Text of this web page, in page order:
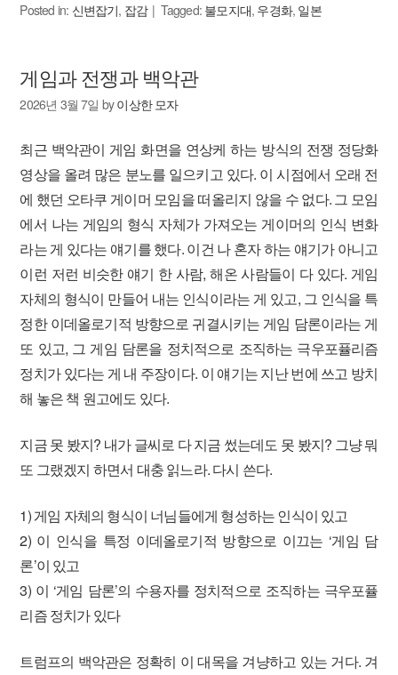
Posted in: 신변잡기, 잡감 Tagged: 불모지대, 우경화, 일본
게임과 전쟁과 백악관
2026년 3월 7일 by이상한 모자
최근 백악관이 게임 화면을 연상케 하는 방식의 전쟁 정당화
영상을 올려 많은 분노를 일으키고 있다. 이 시점에서 오래 전
에 했던 오타쿠 게이머 모임을 떠올리지 않을 수 없다. 그 모임
에서 나는 게임의 형식 자체가 가져오는 게이머의 인식 변화
라는 게 있다는 얘기를 했다. 이건 나 혼자 하는 얘기가 아니고
이런 저런 비슷한 얘기 한 사람, 해온 사람들이 다 있다. 게임
자체의 형식이 만들어 내는 인식이라는 게 있고, 그 인식을 특
정한 이데올로기적 방향으로 귀결시키는 게임 담론이라는 게
또 있고, 그 게임 담론을 정치적으로 조직하는 극우포퓰리즘
정치가 있다는 게 내 주장이다. 이 얘기는 지난 번에 쓰고 방치
해 놓은 책 원고에도 있다.
지금 못 봤지? 내가 글씨로 다 지금 썼는데도 못 봤지? 그냥 뭐
또 그랬겠지 하면서 대충 읽느라. 다시 쓴다.
1) 게임 자체의 형식이 너님들에게 형성하는 인식이 있고
2) 이 인식을 특정 이데올로기적 방향으로 이끄는 ‘게임 담
론’이 있고
3) 이 ‘게임 담론’의 수용자를 정치적으로 조직하는 극우포퓰
리즘 정치가 있다
트럼프의 백악관은 정확히 이 대목을 겨냥하고 있는 거다. 겨